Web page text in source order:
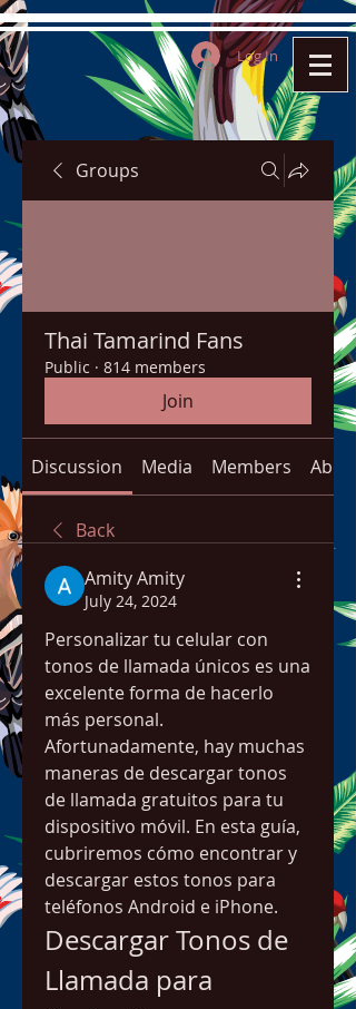
Log In
Groups
Thai Tamarind Fans
Public · 814 members
Join
Discussion Media Members About
Back
Amity Amity
July 24, 2024
Personalizar tu celular con
tonos de llamada únicos es una
excelente forma de hacerlo
más personal.
Afortunadamente, hay muchas
maneras de descargar tonos
de llamada gratuitos para tu
dispositivo móvil. En esta guía,
cubriremos cómo encontrar y
descargar estos tonos para
teléfonos Android e iPhone.
Descargar Tonos de
Llamada para